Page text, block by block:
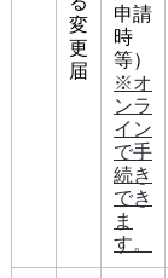
変
更
届
申請
時
等）
※オ
ンラ
イン
で手
続き
でき
ま
す。